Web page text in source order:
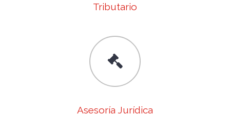
Tributario
Asesoría Jurídica